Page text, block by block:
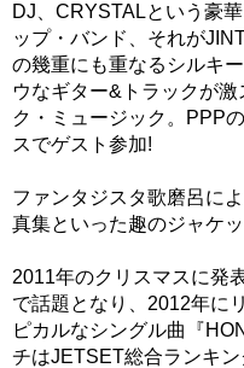
DJ、CRYSTALという豪
ップ・バンド、それが
の幾重にも重なるシルキ
ウなギター&トラックが
ク・ミュージック。PPP
スでゲスト参加!
ファンタジスタ歌磨呂に
真集といった趣のジャケ
2011年のクリスマスに発
で話題となり、2012年に
ピカルなシングル曲『
チはJETSET総合ランキ